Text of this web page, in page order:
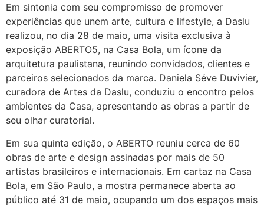
Em sintonia com seu compromisso de promover
experiências que unem arte, cultura e lifestyle, a Daslu
realizou, no dia 28 de maio, uma visita exclusiva à
exposição ABERTO5, na Casa Bola, um ícone da
arquitetura paulistana, reunindo convidados, clientes e
parceiros selecionados da marca. Daniela Séve Duvivier,
curadora de Artes da Daslu, conduziu o encontro pelos
ambientes da Casa, apresentando as obras a partir de
seu olhar curatorial.
Em sua quinta edição, o ABERTO reuniu cerca de 60
obras de arte e design assinadas por mais de 50
artistas brasileiros e internacionais. Em cartaz na Casa
Bola, em São Paulo, a mostra permanece aberta ao
público até 31 de maio, ocupando um dos espaços mais